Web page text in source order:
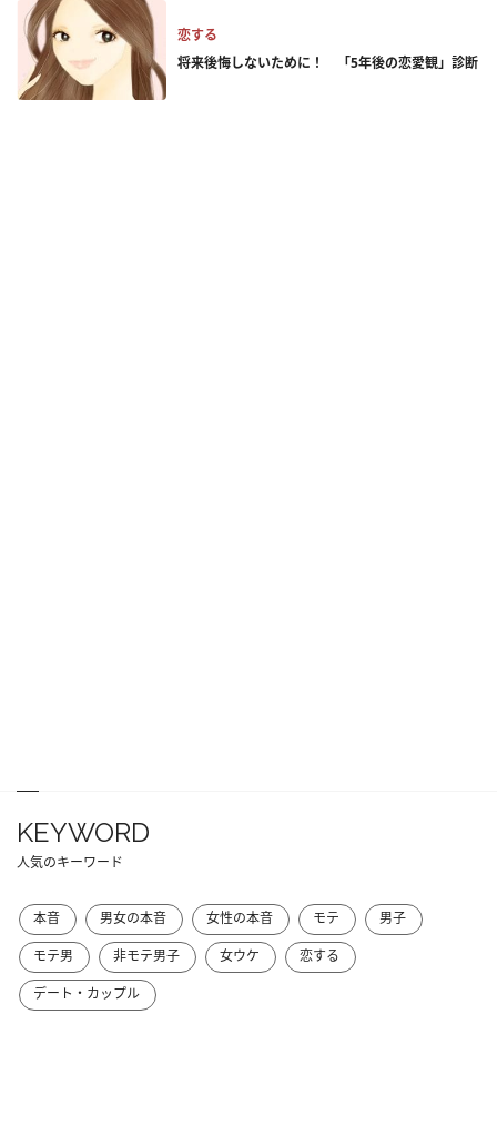
恋する
将来後悔しないために！ 「5年後の恋愛観」診断
KEYWORD
人気のキーワード
本音 男女の本音 女性の本音 モテ
男子
モテ男
非モテ男子 女ウケ
恋する
デート・カップル